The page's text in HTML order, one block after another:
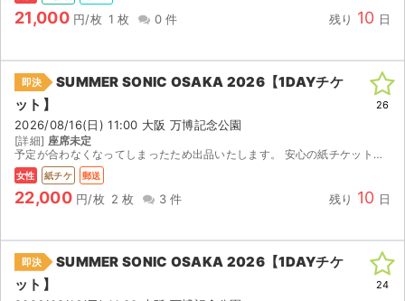
21,000 円/枚 1 枚 0 件 残り 10 日
即決
SUMMER SONIC OSAKA 2026【1DAYチケ
ット】
2026/08/16(日) 11:00 大阪 万博記念公園
[詳細] 座席未定
予定が合わなくなってしまったため出品いたします。 安心の紙チケットです。受付番号での取引も可能です！ 多少の値下げは検討します！！ どうか購入よろしくお願いします 【お渡し方法】 ...
女性 紙チケ 郵送
22,000 円/枚 2 枚 3 件 残り 10 日
26
即決
SUMMER SONIC OSAKA 2026【1DAYチケ
ット】
24